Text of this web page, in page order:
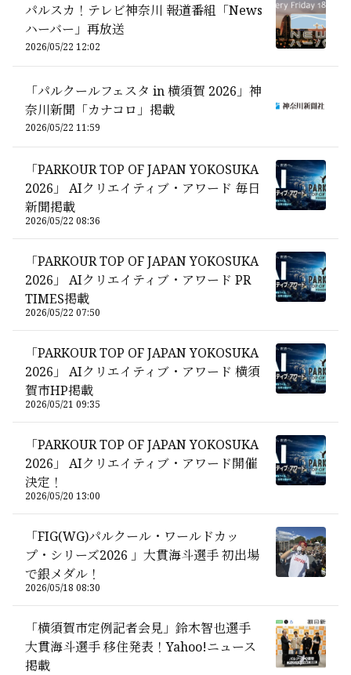
パルスカ！テレビ神奈川 報道番組「News
ハーバー」再放送
2026/05/22 12:02
「パルクールフェスタ in 横須賀 2026」神
奈川新聞「カナコロ」掲載
2026/05/22 11:59
「PARKOUR TOP OF JAPAN YOKOSUKA
2026」 AIクリエイティブ・アワード 毎日
新聞掲載
2026/05/22 08:36
「PARKOUR TOP OF JAPAN YOKOSUKA
2026」 AIクリエイティブ・アワード PR
TIMES掲載
2026/05/22 07:50
「PARKOUR TOP OF JAPAN YOKOSUKA
2026」 AIクリエイティブ・アワード 横須
賀市HP掲載
2026/05/21 09:35
「PARKOUR TOP OF JAPAN YOKOSUKA
2026」 AIクリエイティブ・アワード開催
決定！
2026/05/20 13:00
「FIG(WG)パルクール・ワールドカッ
プ・シリーズ2026 」大貫海斗選手 初出場
で銀メダル！
2026/05/18 08:30
「横須賀市定例記者会見」鈴木智也選手
大貫海斗選手 移住発表！Yahoo!ニュース
掲載